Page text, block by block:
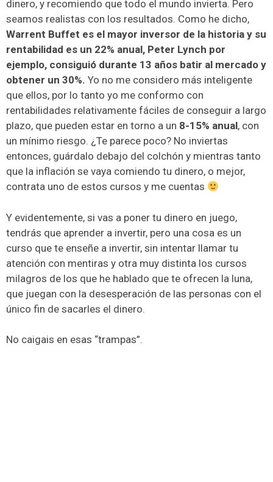
dinero, y recomiendo que todo el mundo invierta. Pero
seamos realistas con los resultados. Como he dicho,
Warrent Buffet es el mayor inversor de la historia y su
rentabilidad es un 22% anual, Peter Lynch por
ejemplo, consiguió durante 13 años batir al mercado y
obtener un 30%. Yo no me considero más inteligente
que ellos, por lo tanto yo me conformo con
rentabilidades relativamente fáciles de conseguir a largo
plazo, que pueden estar en torno a un 8-15% anual, con
un mínimo riesgo. ¿Te parece poco? No inviertas
entonces, guárdalo debajo del colchón y mientras tanto
que la inflación se vaya comiendo tu dinero, o mejor,
contrata uno de estos cursos y me cuentas
Y evidentemente, si vas a poner tu dinero en juego,
tendrás que aprender a invertir, pero una cosa es un
curso que te enseñe a invertir, sin intentar llamar tu
atención con mentiras y otra muy distinta los cursos
milagros de los que he hablado que te ofrecen la luna,
que juegan con la desesperación de las personas con el
único fin de sacarles el dinero.
No caigais en esas “trampas”.